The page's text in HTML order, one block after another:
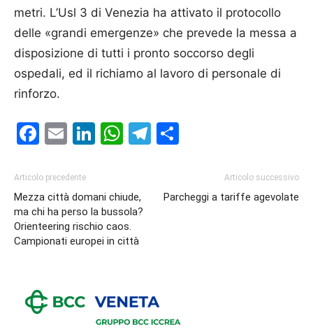
metri. L’Usl 3 di Venezia ha attivato il protocollo
delle «grandi emergenze» che prevede la messa a
disposizione di tutti i pronto soccorso degli
ospedali, ed il richiamo al lavoro di personale di
rinforzo.
Facebook
EmailLinkedIn
WhatsApp
Telegram
Articolo precedente
Mezza città domani chiude,
ma chi ha perso la bussola?
Orienteering rischio caos.
Campionati europei in città
Articolo successivo
Parcheggi a tariffe agevolate